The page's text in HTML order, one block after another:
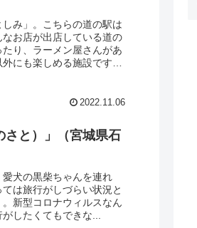
み」。こちらの道の駅は
お店が出店している道の
り、ラーメン屋さんがあ
にも楽しめる施設です
2022.11.06
さと）」（宮城県石
犬の黒柴ちゃんを連れ
は旅行がしづらい状況と
新型コロナウィルスなん
したくてもできな...